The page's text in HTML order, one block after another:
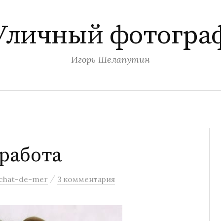
Игорь Шелапутин
de-mer / 3 комментария